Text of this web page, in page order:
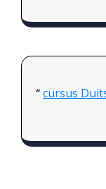
cursus